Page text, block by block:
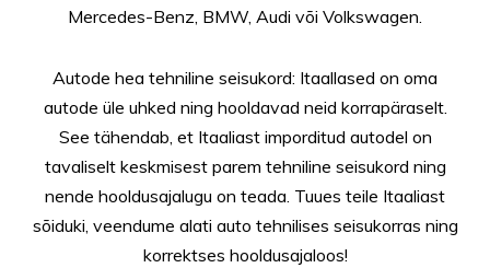
Mercedes-Benz, BMW, Audi või Volkswagen.
Autode hea tehniline seisukord: Itaallased on oma
autode üle uhked ning hooldavad neid korrapäraselt.
See tähendab, et Itaaliast imporditud autodel on
tavaliselt keskmisest parem tehniline seisukord ning
nende hooldusajalugu on teada. Tuues teile Itaaliast
sõiduki, veendume alati auto tehnilises seisukorras ning
korrektses hooldusajaloos!